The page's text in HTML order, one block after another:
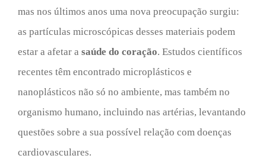
mas nos últimos anos uma nova preocupação surgiu:
as partículas microscópicas desses materiais podem
estar a afetar a saúde do coração. Estudos científicos
recentes têm encontrado microplásticos e
nanoplásticos não só no ambiente, mas também no
organismo humano, incluindo nas artérias, levantando
questões sobre a sua possível relação com doenças
cardiovasculares.